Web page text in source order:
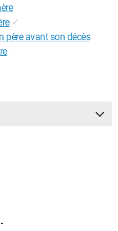
✓
père avant son décès